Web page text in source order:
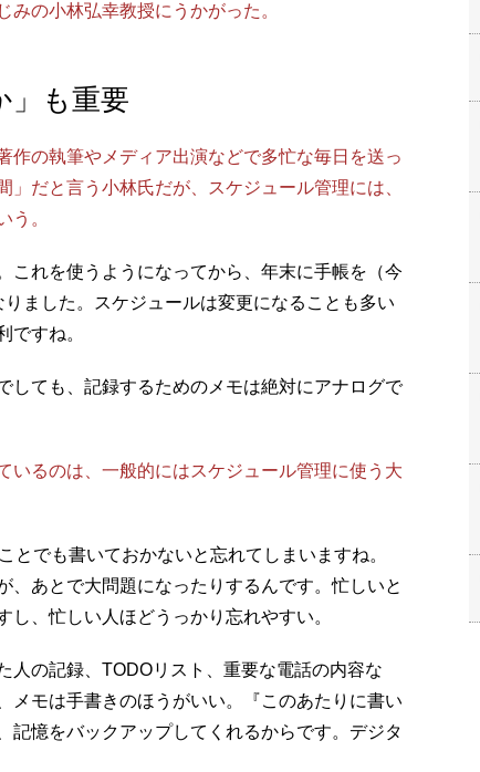
の小林弘幸教授にうかがった。
」も重要
の執筆やメディア出演などで多忙な毎日を送っ
だと言う小林氏だが、スケジュール管理には、
う。
これを使うようになってから、年末に手帳を（今
ました。スケジュールは変更になることも多い
ですね。
ても、記録するためのメモは絶対にアナログで
るのは、一般的にはスケジュール管理に使う大
とでも書いておかないと忘れてしまいますね。
、あとで大問題になったりするんです。忙しいと
、忙しい人ほどうっかり忘れやすい。
の記録、TODOリスト、重要な電話の内容な
メモは手書きのほうがいい。『このあたりに書い
記憶をバックアップしてくれるからです。デジタ